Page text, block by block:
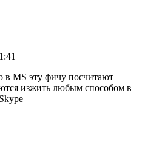
в MS эту фичу посчитают
изжить любым способом в